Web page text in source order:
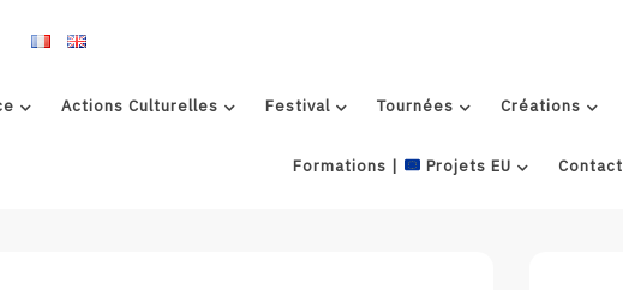
Actions Culturelles Festival Tournées Créations
Formations | Projets EU Contact